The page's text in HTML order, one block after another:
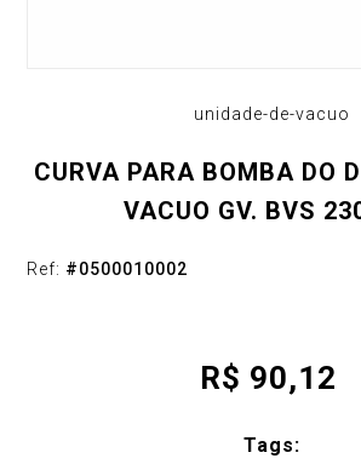
unidade-de-vacuo
CURVA PARA BOMBA DO
VACUO GV. BVS
Ref: #0500010002
R$ 90,12
Tags: